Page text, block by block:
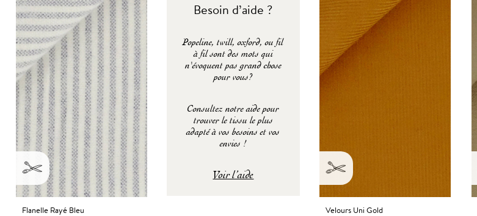
Flanelle Rayé Bleu
Besoin d’aide ?
Popeline, twill, oxford, ou fil
à fil sont des mots qui
n'évoquent pas grand chose
pour vous?
Consultez notre aide pour
trouver le tissu le plus
adapté à vos besoins et vos
envies !
Voir l’aide
Velours Uni Gold